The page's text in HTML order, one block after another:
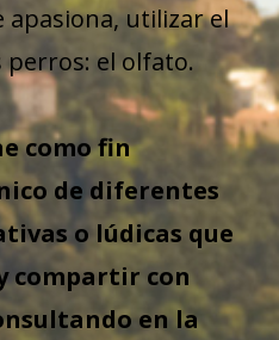
apasiona, utilizar el
el olfato.
como fin
de diferentes
o lúdicas que
compartir con
en la